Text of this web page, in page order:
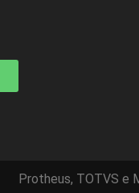
Protheus, TOTVS e